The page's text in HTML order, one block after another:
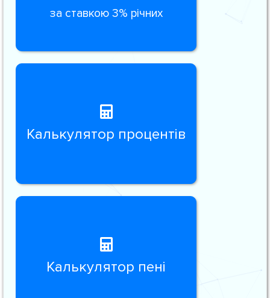
за ставкою 3% річних
Калькулятор процентів
Калькулятор пені